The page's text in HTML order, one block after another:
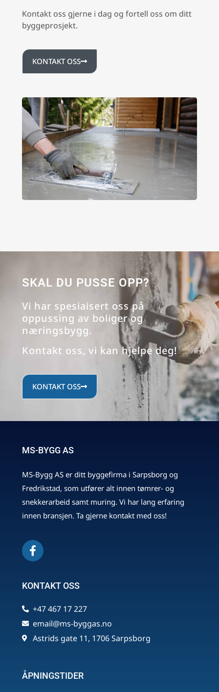
Kontakt oss gjerne i dag og fortell oss om ditt
byggeprosjekt.
KONTAKT OSS
SKAL DU PUSSE OPP?
Vi har spesiaisert oss på
oppussing av boliger og
næringsbygg.
Kontakt oss, vi kan hjelpe deg!
KONTAKT OSS
MS-BYGG AS
MS-Bygg AS er ditt byggefirma i Sarpsborg og
Fredrikstad, som utfører alt innen tømrer- og
snekkerarbeid samt muring. Vi har lang erfaring
innen bransjen. Ta gjerne kontakt med oss!
KONTAKT OSS
+47 467 17 227
email@ms-byggas.no
Astrids gate 11, 1706 Sarpsborg
ÅPNINGSTIDER